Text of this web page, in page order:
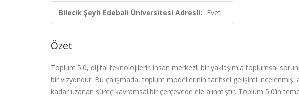
Bilecik Şeyh Edebali Üniversitesi Adresli: Evet
Özet
Toplum 5.0, dijital teknolojilerin insan merkezli bir yaklaşımla toplumsal
bir vizyondur. Bu çalışmada, toplum modellerinin tarihsel gelişimi incelenmiş;
kadar uzanan süreç kavramsal bir çerçevede ele alınmıştır. Toplum 5.0’ın